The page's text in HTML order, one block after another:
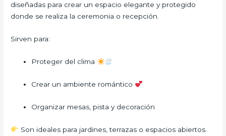
diseñadas para crear un espacio elegante y protegido
donde se realiza la ceremonia o recepción.
Sirven para:
Proteger del clima
Crear un ambiente romántico
Organizar mesas, pista y decoración
Son ideales para jardines, terrazas o espacios abiertos.